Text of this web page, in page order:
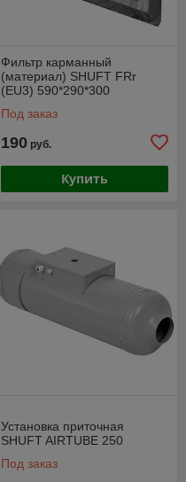
Фильтр карманный
(материал) SHUFT FRr
(EU3) 590*290*300
Под заказ
190 руб.
Купить
Установка приточная
SHUFT AIRTUBE 250
Под заказ